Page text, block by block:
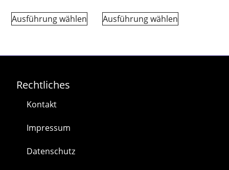
Ausführung wählen Ausführung wählen
Rechtliches
Kontakt
Impressum
Datenschutz